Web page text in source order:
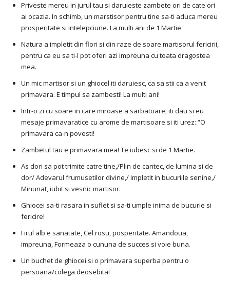
Priveste mereu in jurul tau si daruieste zambete ori de cate ori
ai ocazia. In schimb, un marstisor pentru tine sa-ti aduca mereu
prosperitate si intelepciune. La multi ani de 1 Martie.
Natura a impletit din flori si din raze de soare martisorul fericirii,
pentru ca eu sa ti-l pot oferi azi impreuna cu toata dragostea
mea.
Un mic martisor si un ghiocel iti daruiesc, ca sa stii ca a venit
primavara. E timpul sa zambesti! La multi ani!
Intr-o zi cu soare in care miroase a sarbatoare, iti dau si eu
mesaje primavaratice cu arome de martisoare si iti urez: “O
primavara ca-n povesti!
Zambetul tau e primavara mea! Te iubesc si de 1 Martie.
As dori sa pot trimite catre tine,/Plin de cantec, de lumina si de
dor/ Adevarul frumusetilor divine,/ Impletit in bucuriile senine,/
Minunat, iubit si vesnic martisor.
Ghiocei sa-ti rasara in suflet si sa-ti umple inima de bucurie si
fericire!
Firul alb e sanatate, Cel rosu, posperitate. Amandoua,
impreuna, Formeaza o cununa de succes si voie buna.
Un buchet de ghiocei si o primavara superba pentru o
persoana/colega deosebita!